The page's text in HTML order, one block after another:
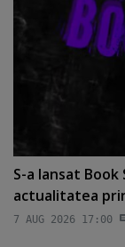
S-a lansat
actualitatea
7 AUG 2026 17:00